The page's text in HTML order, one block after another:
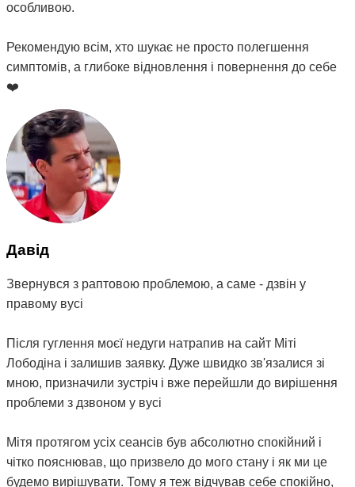
особливою.
Рекомендую всім, хто шукає не просто полегшення
симптомів, а глибоке відновлення і повернення до себе
❤️
Давід
Звернувся з раптовою проблемою, а саме - дзвін у
правому вусі
Після гуглення моєї недуги натрапив на сайт Міті
Лободіна і залишив заявку. Дуже швидко зв'язалися зі
мною, призначили зустріч і вже перейшли до вирішення
проблеми з дзвоном у вусі
Мітя протягом усіх сеансів був абсолютно спокійний і
чітко пояснював, що призвело до мого стану і як ми це
будемо вирішувати. Тому я теж відчував себе спокійно,